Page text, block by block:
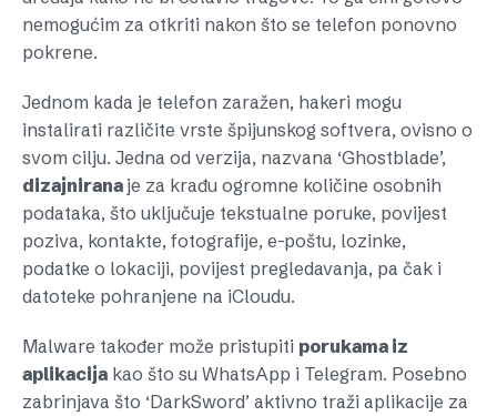
nemogućim za otkriti nakon što se telefon ponovno
pokrene.
Jednom kada je telefon zaražen, hakeri mogu
instalirati različite vrste špijunskog softvera, ovisno o
svom cilju. Jedna od verzija, nazvana ‘Ghostblade’,
dizajnirana je za krađu ogromne količine osobnih
podataka, što uključuje tekstualne poruke, povijest
poziva, kontakte, fotografije, e-poštu, lozinke,
podatke o lokaciji, povijest pregledavanja, pa čak i
datoteke pohranjene na iCloudu.
Malware također može pristupiti porukama iz
aplikacija kao što su WhatsApp i Telegram. Posebno
zabrinjava što ‘DarkSword’ aktivno traži aplikacije za